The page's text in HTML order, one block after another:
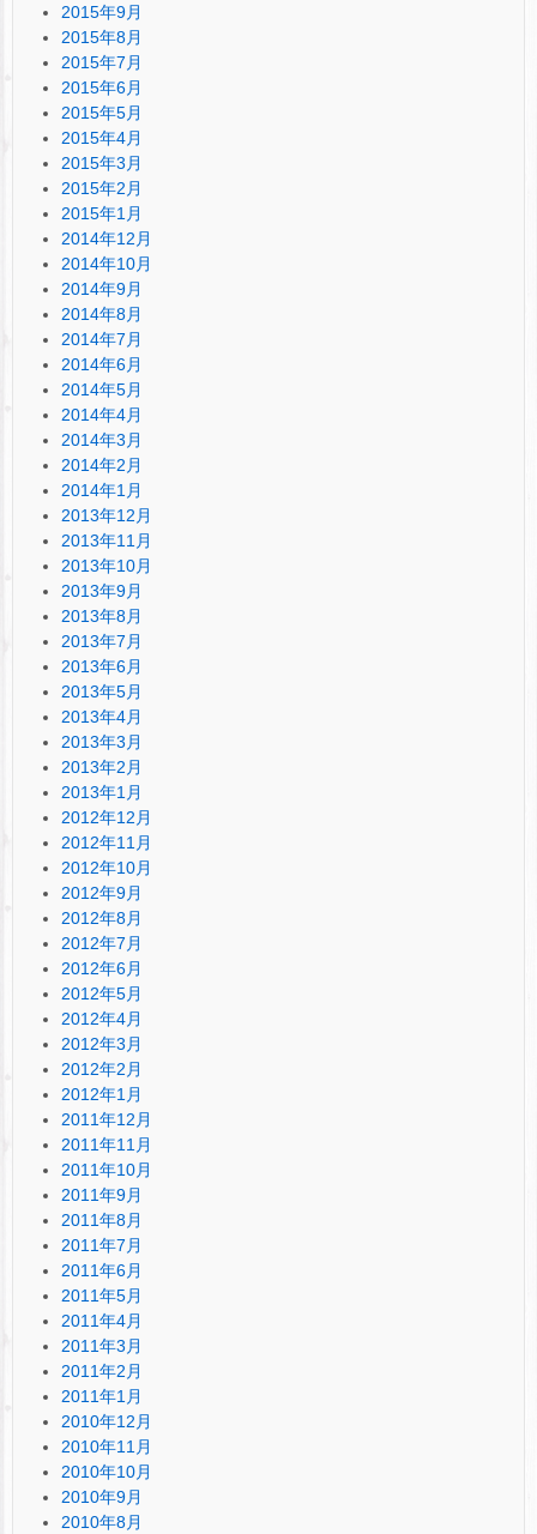
2015年9月
2015年8月
2015年7月
2015年6月
2015年5月
2015年4月
2015年3月
2015年2月
2015年1月
2014年12月
2014年10月
2014年9月
2014年8月
2014年7月
2014年6月
2014年5月
2014年4月
2014年3月
2014年2月
2014年1月
2013年12月
2013年11月
2013年10月
2013年9月
2013年8月
2013年7月
2013年6月
2013年5月
2013年4月
2013年3月
2013年2月
2013年1月
2012年12月
2012年11月
2012年10月
2012年9月
2012年8月
2012年7月
2012年6月
2012年5月
2012年4月
2012年3月
2012年2月
2012年1月
2011年12月
2011年11月
2011年10月
2011年9月
2011年8月
2011年7月
2011年6月
2011年5月
2011年4月
2011年3月
2011年2月
2011年1月
2010年12月
2010年11月
2010年10月
2010年9月
2010年8月